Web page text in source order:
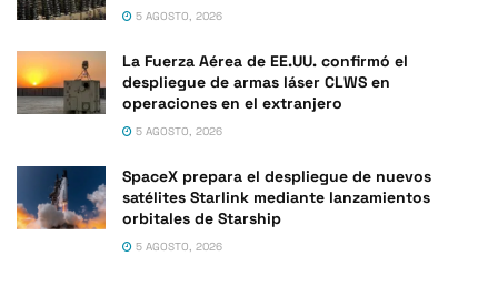
5 AGOSTO, 2026
La Fuerza Aérea de EE.UU. confirmó el
despliegue de armas láser CLWS en
operaciones en el extranjero
5 AGOSTO, 2026
SpaceX prepara el despliegue de nuevos
satélites Starlink mediante lanzamientos
orbitales de Starship
5 AGOSTO, 2026